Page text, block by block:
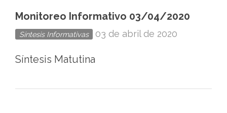
México
Monitoreo Informativo 03/04/2020
Síntesis Informativas 03 de abril de 2020
Síntesis Matutina